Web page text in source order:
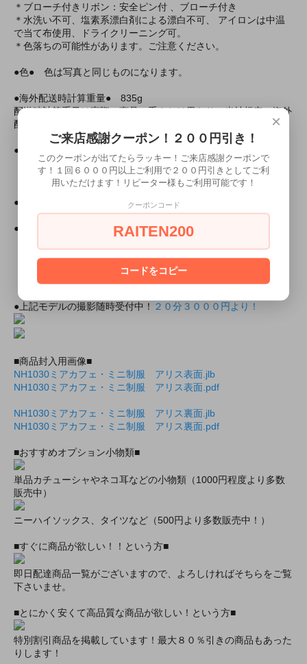
＊ブローチ付きリボン：安全ピン付 、ブローチ付き
＊水洗い不可、塩素系漂白剤による漂白不可、 アイロンは中温
で当て布使用、ドライクリーニング可。
＊色落ちの可能性があります。ご注意ください。
●色● 色は写真と同じものになります。
●海外配送時計算重量● 835g
配送時計算重量は実際の商品の重さとは異なり、当社規定の海外
配送時等の送料自動計算に使う重量となります。
●モデル身長● あずさ/163 cm（Ｍサイズ着用）
あずさちゃんがモデルのその他の商品
・モデル所属
●所属
ミアリラ＆フォト東京店
●ミアコスの所属モデルと上記の店舗で会えちゃいます！
ミアカフェ・ミアリラ＆フォト東京店共通
（ミアカフェ東京店は出勤情報非公開です）
●上記モデルの撮影随時受付中！ ２０分３０００円より！
■商品封入用画像■
NH1030ミアカフェ・ミニ制服 アリス表面.jlb
NH1030ミアカフェ・ミニ制服 アリス表面.pdf
NH1030ミアカフェ・ミニ制服 アリス裏面.jlb
NH1030ミアカフェ・ミニ制服 アリス裏面.pdf
■おすすめオプション小物類■
単品カチューシャやネコ耳などの小物類（1000円程度より多数
販売中）
ニーハイソックス、タイツなど（500円より多数販売中！）
■すぐに商品が欲しい！！という方■
即日配達商品一覧がございますので、よろしければそちらをご覧
下さいませ。
■とにかく安くて高品質な商品が欲しい！という方■
特別割引商品を掲載しています！最大８０％引きの商品もあった
りします！
×
ご来店感謝クーポン！２００円引き！
このクーポンが出てたらラッキー！ご来店感謝クーポンで
す！１回６０００円以上ご利用で２００円引きとしてご利
用いただけます！リピーター様もご利用可能です！
クーポンコード
RAITEN200
コードをコピー